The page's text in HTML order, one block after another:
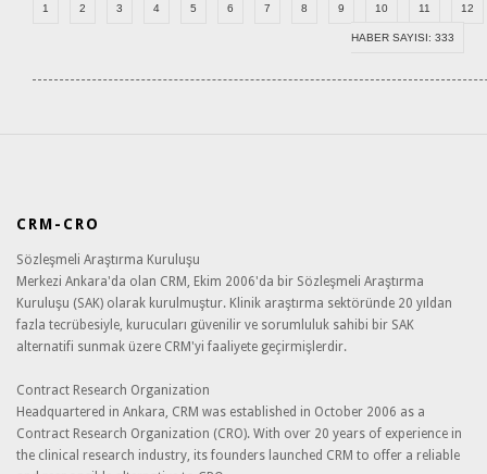
1 2 3 4 5 6 7 8 9 10 11 12
HABER SAYISI: 333
CRM-CRO
Sözleşmeli Araştırma Kuruluşu
Merkezi Ankara'da olan CRM, Ekim 2006'da bir Sözleşmeli Araştırma
Kuruluşu (SAK) olarak kurulmuştur. Klinik araştırma sektöründe 20 yıldan
fazla tecrübesiyle, kurucuları güvenilir ve sorumluluk sahibi bir SAK
alternatifi sunmak üzere CRM'yi faaliyete geçirmişlerdir.
Contract Research Organization
Headquartered in Ankara, CRM was established in October 2006 as a
Contract Research Organization (CRO). With over 20 years of experience in
the clinical research industry, its founders launched CRM to offer a reliable